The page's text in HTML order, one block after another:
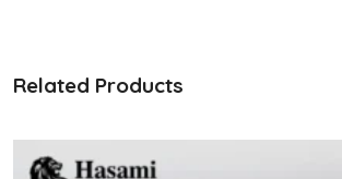
Related Products